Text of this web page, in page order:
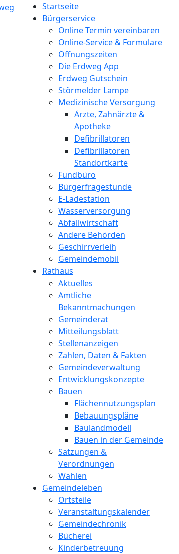
Startseite
Bürgerservice
Online Termin vereinbaren
Online-Service & Formulare
Öffnungszeiten
Die Erdweg App
Erdweg Gutschein
Störmelder Lampe
Medizinische Versorgung
Ärzte, Zahnärzte &
Apotheke
Defibrillatoren
Defibrillatoren
Standortkarte
Fundbüro
Bürgerfragestunde
E-Ladestation
Wasserversorgung
Abfallwirtschaft
Andere Behörden
Geschirrverleih
Gemeindemobil
Rathaus
Aktuelles
Amtliche
Bekanntmachungen
Gemeinderat
Mitteilungsblatt
Stellenanzeigen
Zahlen, Daten & Fakten
Gemeindeverwaltung
Entwicklungskonzepte
Bauen
Flächennutzungsplan
Bebauungspläne
Baulandmodell
Bauen in der Gemeinde
Satzungen &
Verordnungen
Wahlen
Gemeindeleben
Ortsteile
Veranstaltungskalender
Gemeindechronik
Bücherei
Kinderbetreuung